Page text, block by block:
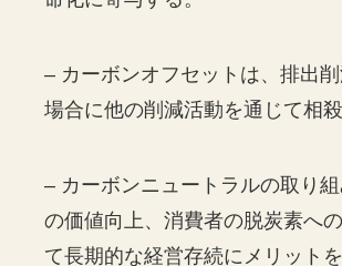
– カーボンオフセットは、排出
場合に他の削減活動を通じて相殺
– カーボンニュートラルの取り
の価値向上、消費者の脱炭素へ
て長期的な経営存続にメリットを